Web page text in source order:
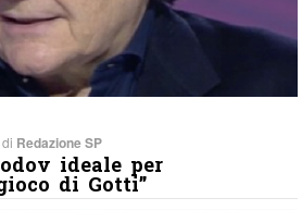
Redazione SP
ideale per
di Gotti”